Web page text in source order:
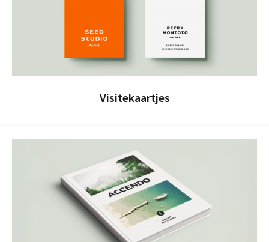
Visitekaartjes